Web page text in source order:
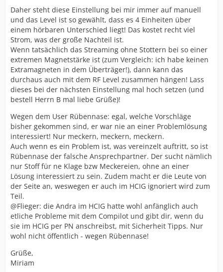
Daher steht diese Einstellung bei mir immer auf manuell
und das Level ist so gewählt, dass es 4 Einheiten über
einem hörbaren Unterschied liegt! Das kostet recht viel
Strom, was der große Nachteil ist.
Wenn tatsächlich das Streaming ohne Stottern bei so einer
extremen Magnetstärke ist (zum Vergleich: ich habe keinen
Extramagneten in dem Überträger!), dann kann das
durchaus auch mit dem RF Level zusammen hängen! Lass
dieses bei der nächsten Einstellung mal hoch setzen (und
bestell Herrn B mal liebe Grüße)!
Wegen dem User Rübennase: egal, welche Vorschläge
bisher gekommen sind, er war nie an einer Problemlösung
interessiert! Nur meckern, meckern, meckern.
Auch wenn es ein Problem ist, was vereinzelt auftritt, so ist
Rübennase der falsche Ansprechpartner. Der sucht nämlich
nur Stoff für ne Klage bzw Meckereien, ohne an einer
Lösung interessiert zu sein. Zudem macht er die Leute von
der Seite an, weswegen er auch im HCIG ignoriert wird zum
Teil.
@Flieger: die Andra im HCIG hatte wohl anfänglich auch
etliche Probleme mit dem Compilot und gibt dir, wenn du
sie im HCIG per PN anschreibst, mit Sicherheit Tipps. Nur
wohl nicht öffentlich - wegen Rübennase!
Grüße,
Miriam